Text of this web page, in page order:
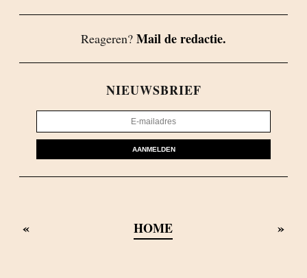
Reageren? Mail de redactie.
NIEUWSBRIEF
AANMELDEN
« HOME »